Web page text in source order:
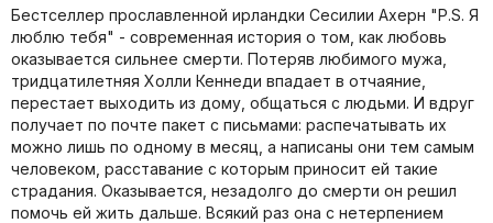
Бестселлер прославленной ирландки Сесилии Ахерн "P.S. Я
люблю тебя" - современная история о том, как любовь
оказывается сильнее смерти. Потеряв любимого мужа,
тридцатилетняя Холли Кеннеди впадает в отчаяние,
перестает выходить из дому, общаться с людьми. И вдруг
получает по почте пакет с письмами: распечатывать их
можно лишь по одному в месяц, а написаны они тем самым
человеком, расставание с которым приносит ей такие
страдания. Оказывается, незадолго до смерти он решил
помочь ей жить дальше. Всякий раз она с нетерпением